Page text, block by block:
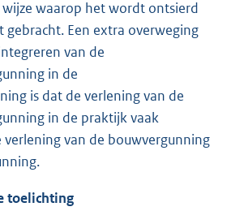
waarop het wordt ontsierd
gebracht. Een extra overweging
van de
in de
is dat de verlening van de
in de praktijk vaak
van de bouwvergunning
toelichting